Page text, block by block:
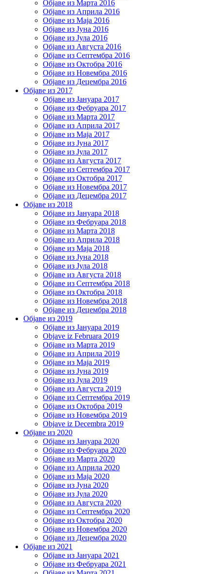
Објаве из Марта 2016
Објаве из Априла 2016
Објаве из Маја 2016
Објаве из Јуна 2016
Објаве из Јула 2016
Објаве из Августа 2016
Објаве из Септембра 2016
Објаве из Октобра 2016
Објаве из Новембра 2016
Објаве из Децембра 2016
Објаве из 2017
Објаве из Јануара 2017
Објаве из Фебруара 2017
Објаве из Марта 2017
Објаве из Априла 2017
Објаве из Маја 2017
Објаве из Јуна 2017
Објаве из Јула 2017
Објаве из Августа 2017
Објаве из Септембра 2017
Објаве из Октобра 2017
Објаве из Новембра 2017
Објаве из Децембра 2017
Објаве из 2018
Објаве из Јануара 2018
Објаве из Фебруара 2018
Објаве из Марта 2018
Објаве из Априла 2018
Објаве из Маја 2018
Објаве из Јуна 2018
Објаве из Јула 2018
Објаве из Августа 2018
Објаве из Септембра 2018
Објаве из Октобра 2018
Објаве из Новембра 2018
Објаве из Децембра 2018
Објаве из 2019
Објаве из Јануара 2019
Objave iz Februara 2019
Објаве из Марта 2019
Објаве из Априла 2019
Објаве из Маја 2019
Објаве из Јуна 2019
Објаве из Јула 2019
Објаве из Августа 2019
Објаве из Септембра 2019
Објаве из Октобра 2019
Објаве из Новембра 2019
Objave iz Decembra 2019
Објаве из 2020
Објаве из Јануара 2020
Објаве из Фебруара 2020
Објаве из Марта 2020
Објаве из Априла 2020
Објаве из Маја 2020
Објаве из Јуна 2020
Објаве из Јула 2020
Објаве из Августа 2020
Објаве из Септембра 2020
Објаве из Октобра 2020
Објаве из Новембра 2020
Објаве из Децембра 2020
Објаве из 2021
Објаве из Јануара 2021
Објаве из Фебруара 2021